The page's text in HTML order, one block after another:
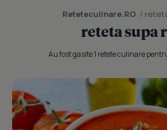
Reteteculinare.RO /
reteta supa
Au fost gasite 1 retete culinare